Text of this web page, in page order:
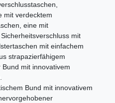
mit verdecktem
eine mit
mit
mit einfachem
strapazierfähigem
mit innovativem
Bund mit innovativem